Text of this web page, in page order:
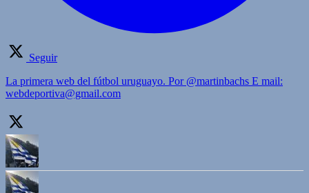
Seguir
La primera web del fútbol uruguayo. Por @martinbachs E mail:
webdeportiva@gmail.com